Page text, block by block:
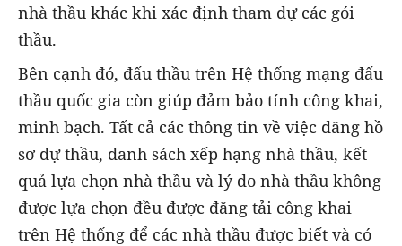
nhà thầu khác khi xác định tham dự các gói
thầu.
Bên cạnh đó, đấu thầu trên Hệ thống mạng đấu
thầu quốc gia còn giúp đảm bảo tính công khai,
minh bạch. Tất cả các thông tin về việc đăng hồ
sơ dự thầu, danh sách xếp hạng nhà thầu, kết
quả lựa chọn nhà thầu và lý do nhà thầu không
được lựa chọn đều được đăng tải công khai
trên Hệ thống để các nhà thầu được biết và có